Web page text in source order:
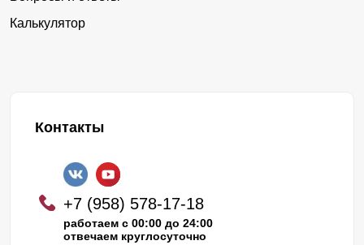
Калькулятор
Контакты
+7 (958) 578-17-18
работаем с 00:00 до 24:00
отвечаем круглосуточно